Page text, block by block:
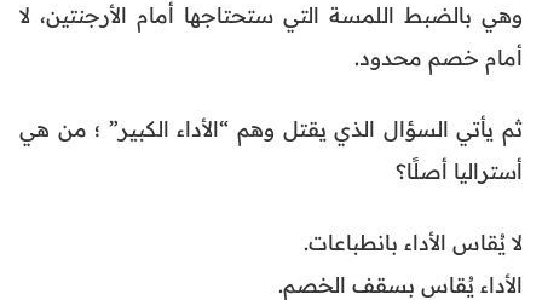
وهي بالضبط اللمسة التي ستحتاجها أمام الأرجنتين، لا
أمام خصم محدود.
ثم يأتي السؤال الذي يقتل وهم “الأداء الكبير” ؛ من هي
أستراليا أصلًا؟
لا يُقاس الأداء بانطباعات.
الأداء يُقاس بسقف الخصم.